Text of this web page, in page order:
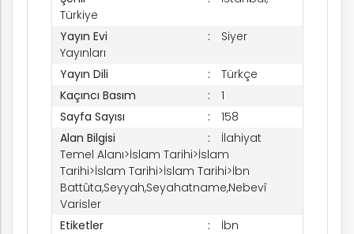
Türkiye
Yayın Evi
Siyer
Yayınları
Yayın Dili
Türkçe
Kaçıncı Basım
1
Sayfa Sayısı
158
Alan Bilgisi
İlahiyat
Temel Alanı>İslam Tarihi>İslam
Tarihi>İslam Tarihi>İslam Tarihi>İbn
Battûta,Seyyah,Seyahatname,Nebevî
Varisler
Etiketler
İbn